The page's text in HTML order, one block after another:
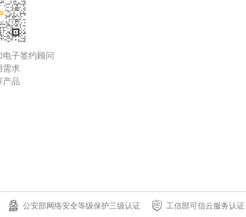
电子签约顾问
需求
产品
公安部网络安全等级保护三级认证 工信部可信云服务认证